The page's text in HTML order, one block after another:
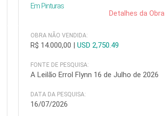
Em Pinturas
Detalhes da Obra
OBRA NÃO VENDIDA:
R$ 14.000,00 |USD 2,750.49
FONTE DE PESQUISA:
A Leilão Errol Flynn 16 de Julho de 2026
DATA DA PESQUISA:
16/07/2026